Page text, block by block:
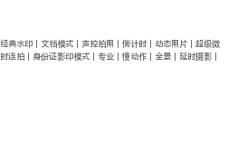
典水印｜文档模式｜声控拍照｜倒计时｜动态照片｜超级微
连拍｜身份证影印模式｜专业｜慢动作｜全景｜延时摄影｜